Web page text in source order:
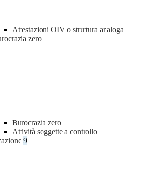
Attestazioni OIV o struttura analoga
zero
Burocrazia zero
Attività soggette a controllo
9